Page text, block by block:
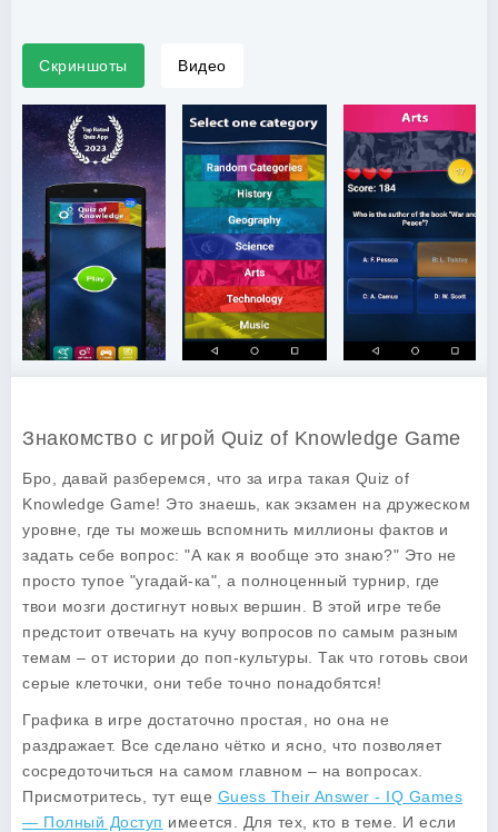
Скриншоты Видео
Знакомство с игрой Quiz of Knowledge Game
Бро, давай разберемся, что за игра такая Quiz of
Knowledge Game! Это знаешь, как экзамен на дружеском
уровне, где ты можешь вспомнить миллионы фактов и
задать себе вопрос: "А как я вообще это знаю?" Это не
просто тупое "угадай-ка", а полноценный турнир, где
твои мозги достигнут новых вершин. В этой игре тебе
предстоит отвечать на кучу вопросов по самым разным
темам – от истории до поп-культуры. Так что готовь свои
серые клеточки, они тебе точно понадобятся!
Графика в игре достаточно простая, но она не
раздражает. Все сделано чётко и ясно, что позволяет
сосредоточиться на самом главном – на вопросах.
Присмотритесь, тут еще Guess Their Answer - IQ Games
— Полный Доступ имеется. Для тех, кто в теме. И если